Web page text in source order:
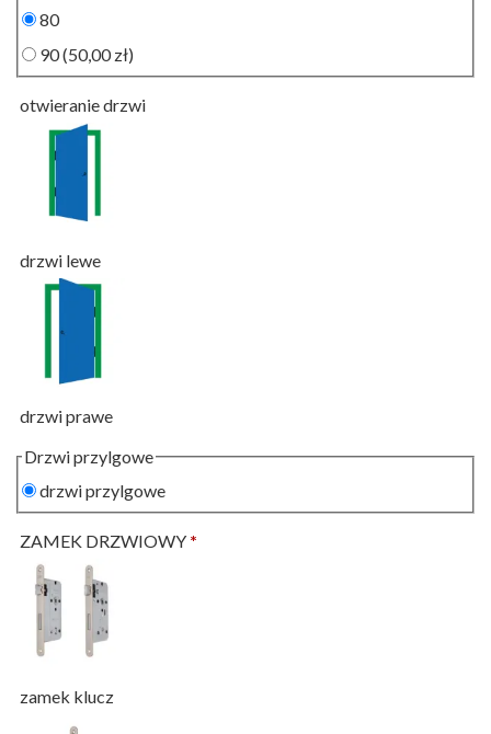
80
90(50,00 zł)
otwieranie drzwi
drzwi lewe
drzwi prawe
Drzwi przylgowe
drzwi przylgowe
ZAMEK DRZWIOWY *
zamek klucz